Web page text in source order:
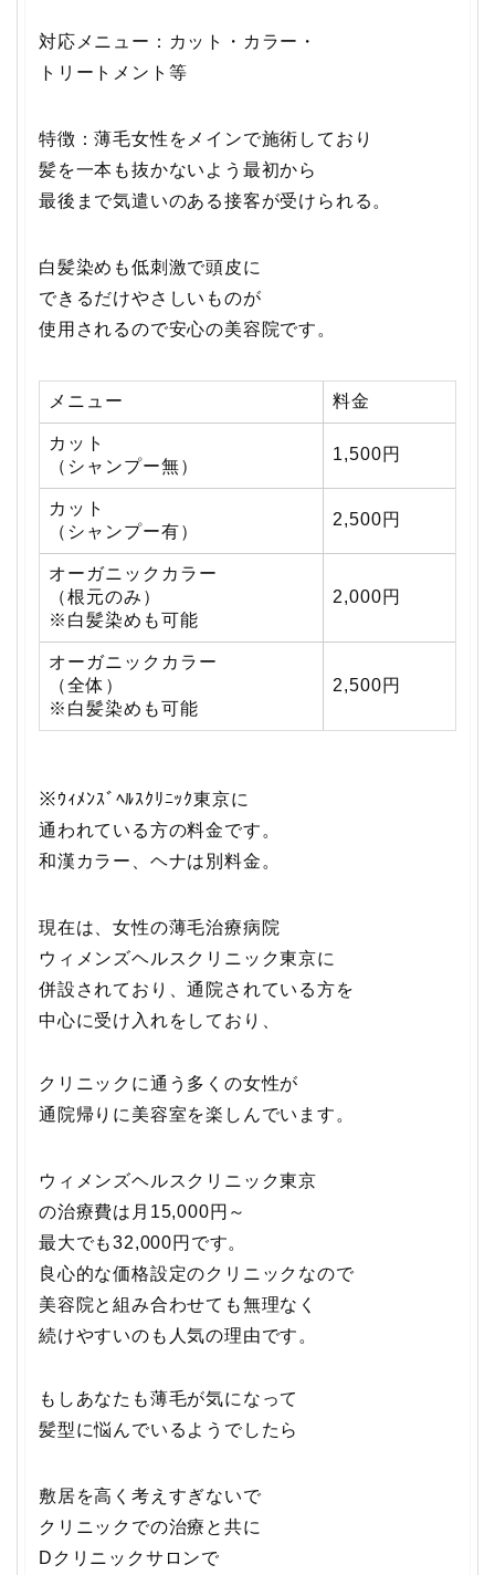
対応メニュー：カット・カラー・
トリートメント等
特徴：薄毛女性をメインで施術しており
髪を一本も抜かないよう最初から
最後まで気遣いのある接客が受けられる。
白髪染めも低刺激で頭皮に
できるだけやさしいものが
使用されるので安心の美容院です。
メニュー 料金
カット
（シャンプー無）
1,500円
カット
（シャンプー有）
2,500円
オーガニックカラー
（根元のみ）
※白髪染めも可能
2,000円
オーガニックカラー
（全体）
※白髪染めも可能
2,500円
※ｳｨﾒﾝｽﾞﾍﾙｽｸﾘﾆｯｸ東京に
通われている方の料金です。
和漢カラー、ヘナは別料金。
現在は、女性の薄毛治療病院
ウィメンズヘルスクリニック東京に
併設されており、通院されている方を
中心に受け入れをしており、
クリニックに通う多くの女性が
通院帰りに美容室を楽しんでいます。
ウィメンズヘルスクリニック東京
の治療費は月15,000円～
最大でも32,000円です。
良心的な価格設定のクリニックなので
美容院と組み合わせても無理なく
続けやすいのも人気の理由です。
もしあなたも薄毛が気になって
髪型に悩んでいるようでしたら
敷居を高く考えすぎないで
クリニックでの治療と共に
Dクリニックサロンで